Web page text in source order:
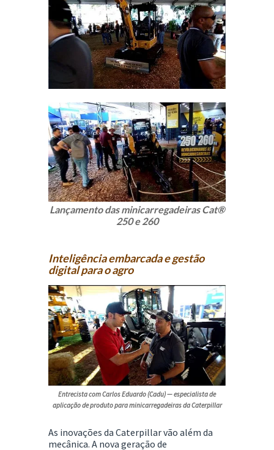
Lançamento das minicarregadeiras Cat®
250 e 260
Inteligência embarcada e gestão
digital para o agro
Entrecista com Carlos Eduardo (Cadu)—especialista de
aplicação de produto para minicarregadeiras da Caterpillar
As inovações da Caterpillar vão além da
mecânica. A nova geração de